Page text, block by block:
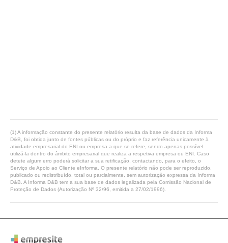
(1) A informação constante do presente relatório resulta da base de dados da Informa
D&B, foi obtida junto de fontes públicas ou do próprio e faz referência unicamente à
atividade empresarial do ENI ou empresa a que se refere, sendo apenas possível
utilizá-la dentro do âmbito empresarial que realiza a respetiva empresa ou ENI. Caso
detete algum erro poderá solicitar a sua retificação, contactando, para o efeito, o
Serviço de Apoio ao Cliente eInforma. O presente relatório não pode ser reproduzido,
publicado ou redistribuído, total ou parcialmente, sem autorização expressa da Informa
D&B. A Informa D&B tem a sua base de dados legalizada pela Comissão Nacional de
Proteção de Dados (Autorização Nº 32/96, emitida a 27/02/1996).